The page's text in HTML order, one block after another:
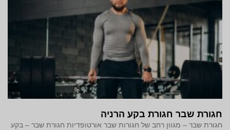
חגורת שבר חגורת בקע הרניה
חגורת שבר – מגוון רחב של חגורות שבר אורטופדיות חגורת שבר – בקע